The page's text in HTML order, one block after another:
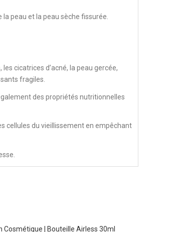
peau et la peau sèche fissurée.
cicatrices d’acné, la peau gercée,
fragiles.
des propriétés nutritionnelles
cellules du vieillissement en empêchant